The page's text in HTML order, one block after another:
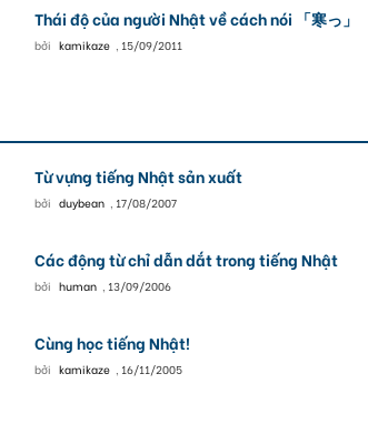
Thái độ của người Nhật về cách nói 「寒っ」
bởi kamikaze 15/09/2011
Từ vựng tiếng Nhật sản xuất
bởi duybean 17/08/2007
Các động từ chỉ dẫn dắt trong tiếng Nhật
bởi human 13/09/2006
Cùng học tiếng Nhật!
bởi kamikaze 16/11/2005